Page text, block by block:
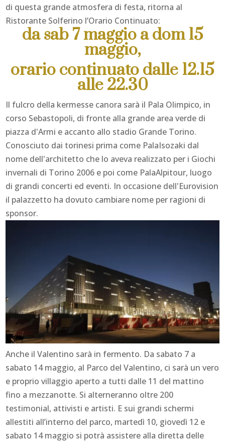
di questa grande atmosfera di festa, ritorna al
Ristorante Solferino l’Orario Continuato:
da sab 7 maggio a dom 15
maggio,
orario continuato dalle 12.15
alle 22.30
Il fulcro della kermesse canora sarà il Pala Olimpico, in
corso Sebastopoli, di fronte alla grande area verde di
piazza d'Armi e accanto allo stadio Grande Torino.
Conosciuto dai torinesi prima come PalaIsozaki dal
nome dell'architetto che lo aveva realizzato per i Giochi
invernali di Torino 2006 e poi come PalaAlpitour, luogo
di grandi concerti ed eventi. In occasione dell'Eurovision
il palazzetto ha dovuto cambiare nome per ragioni di
sponsor.
Anche il Valentino sarà in fermento. Da sabato 7 a
sabato 14 maggio, al Parco del Valentino, ci sarà un vero
e proprio villaggio aperto a tutti dalle 11 del mattino
fino a mezzanotte. Si alterneranno oltre 200
testimonial, attivisti e artisti. E sui grandi schermi
allestiti all’interno del parco, martedì 10, giovedì 12 e
sabato 14 maggio si potrà assistere alla diretta delle